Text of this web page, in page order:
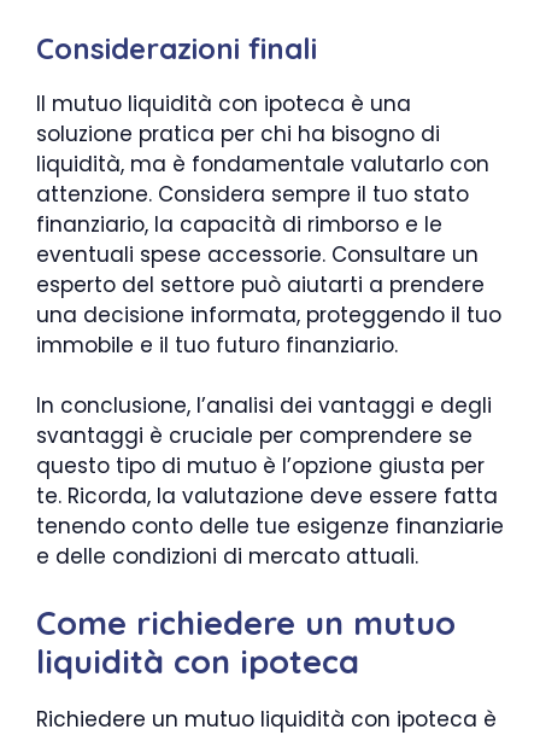
Considerazioni finali
Il mutuo liquidità con ipoteca è una
soluzione pratica per chi ha bisogno di
liquidità, ma è fondamentale valutarlo con
attenzione. Considera sempre il tuo stato
finanziario, la capacità di rimborso e le
eventuali spese accessorie. Consultare un
esperto del settore può aiutarti a prendere
una decisione informata, proteggendo il tuo
immobile e il tuo futuro finanziario.
In conclusione, l’analisi dei vantaggi e degli
svantaggi è cruciale per comprendere se
questo tipo di mutuo è l’opzione giusta per
te. Ricorda, la valutazione deve essere fatta
tenendo conto delle tue esigenze finanziarie
e delle condizioni di mercato attuali.
Come richiedere un mutuo
liquidità con ipoteca
Richiedere un mutuo liquidità con ipoteca è